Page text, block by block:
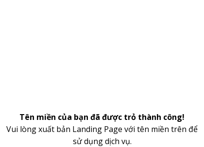
Tên miền của bạn đã được trỏ thành công!
Vui lòng xuất bản Landing Page với tên miền trên để
sử dụng dịch vụ.